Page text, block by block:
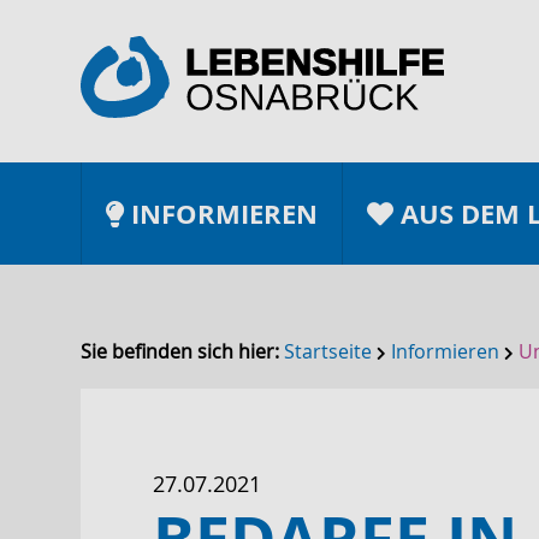
INFORMIEREN AUS DEM
Sie befinden sich hier:Startseite Informieren
27.07.2021